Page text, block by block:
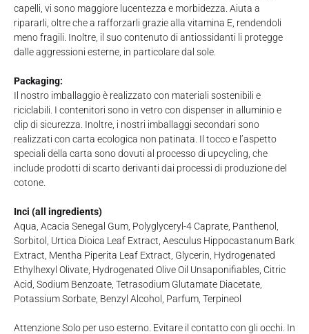
capelli, vi sono maggiore lucentezza e morbidezza. Aiuta a
ripararli, oltre che a rafforzarli grazie alla vitamina E, rendendoli
meno fragili. Inoltre, il suo contenuto di antiossidanti li protegge
dalle aggressioni esterne, in particolare dal sole.
Packaging:
Il nostro imballaggio è realizzato con materiali sostenibili e
riciclabili. I contenitori sono in vetro con dispenser in alluminio e
clip di sicurezza. Inoltre, i nostri imballaggi secondari sono
realizzati con carta ecologica non patinata. Il tocco e l’aspetto
speciali della carta sono dovuti al processo di upcycling, che
include prodotti di scarto derivanti dai processi di produzione del
cotone.
Inci (all ingredients)
Aqua, Acacia Senegal Gum, Polyglyceryl-4 Caprate, Panthenol,
Sorbitol, Urtica Dioica Leaf Extract, Aesculus Hippocastanum Bark
Extract, Mentha Piperita Leaf Extract, Glycerin, Hydrogenated
Ethylhexyl Olivate, Hydrogenated Olive Oil Unsaponifiables, Citric
Acid, Sodium Benzoate, Tetrasodium Glutamate Diacetate,
Potassium Sorbate, Benzyl Alcohol, Parfum, Terpineol
Attenzione Solo per uso esterno. Evitare il contatto con gli occhi. In